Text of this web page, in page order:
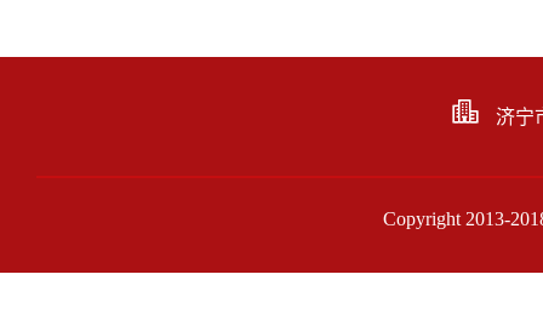
济宁
Copyright 2013-